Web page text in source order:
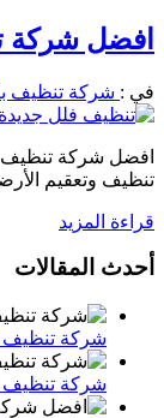
افضل شركة تنظيف فلل
في : شركة تنظيف
افضل شركة تنظيف
تنظيف وتعقيم
قراءة المزيد
أحدث المقالات
شركة تنظيف
شركة تنظيف بالرياض 0556501701 كلــين لايــن خصم 39%